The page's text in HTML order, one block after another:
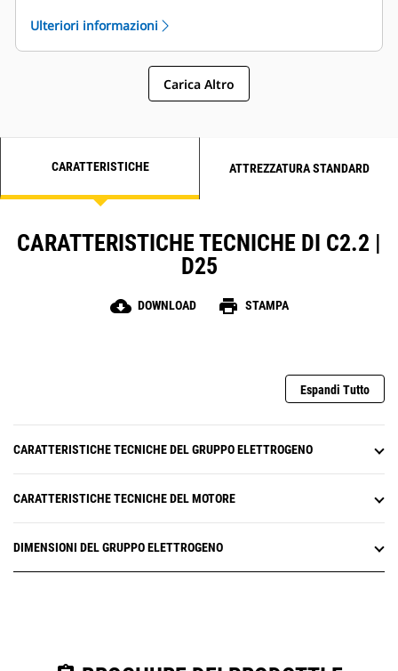
Ulteriori informazioni
Carica Altro
CARATTERISTICHE ATTREZZATURA STANDARD
CARATTERISTICHE TECNICHE DI C2.2 |
D25
cloud_download DOWNLOAD print STAMPA
Espandi Tutto
CARATTERISTICHE TECNICHE DEL GRUPPO ELETTROGENO
CARATTERISTICHE TECNICHE DEL MOTORE
DIMENSIONI DEL GRUPPO ELETTROGENO